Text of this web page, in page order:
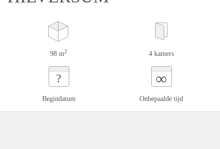
98 m2 4 kamers
?
Begindatum
∞
Onbepaalde tijd